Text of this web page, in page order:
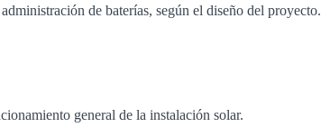
de baterías, según el diseño del proyecto.
general de la instalación solar.